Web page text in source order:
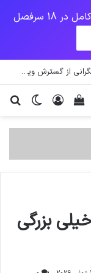
سرفصل
یک‌چهارم مرگ‌های روزانه کرونا در خوزستان / نگرانی از گسترش ویروس انگلیسی در تهران
تغییر ورود
دیدن سبد خرید
بزرگى